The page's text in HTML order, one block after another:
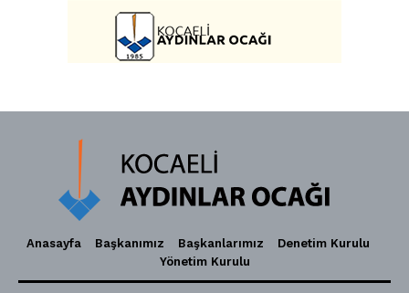
Anasayfa Başkanımız Başkanlarımız
Denetim Kurulu
Yönetim Kurulu